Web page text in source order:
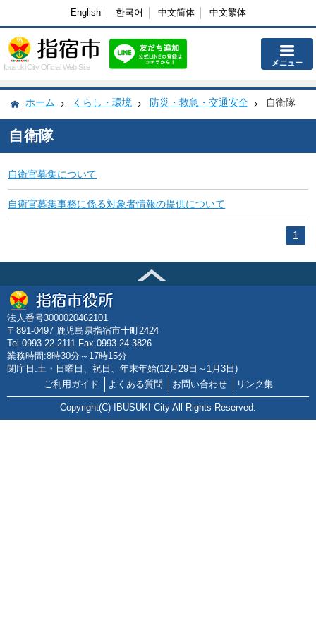
English 한국어 中文简体 中文繁体
Ibusuki City Official Web Site メニュー
ホーム くらし・環境 防災・救急・交通安全 自衛隊
自衛隊
自衛官募集について
自衛官募集事務に係る対象者情報の提供について
1
法人番号3000020462101
〒891-0497 鹿児島県指宿市十町2424
Tel.0993-22-2111 Fax.0993-24-3826
業務時間:8時30分～17時15分
閉庁日:土・日曜日、祝日、年末年始(12月29日～1月3日)
ご利用ガイド
よくある質問 お問い合わせ リンク集
Copyright(C) IBUSUKI City All Rights Reserved.